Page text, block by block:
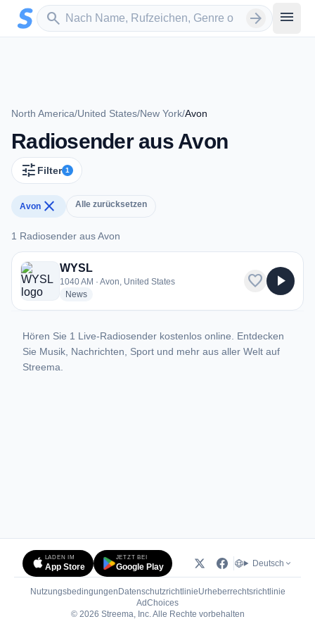
Zum Hauptinhalt springen
search
Sender suchen arrow_forward menu
North America/United States/New York/Avon
Radiosender aus Avon
tune Filter 1
Avon close Alle zurücksetzen
1 Radiosender aus Avon
1 Radiosender aus Avon
WYSL
1040 AM · Avon, United States
Newsradio stations
favorite play_arrow
Hören Sie 1 Live-Radiosender kostenlos online. Entdecken
Sie Musik, Nachrichten, Sport und mehr aus aller Welt auf
Streema.
LADEN IM
App Store
JETZT BEI
Google Play Deutsch
Nutzungsbedingungen DatenschutzrichtlinieUrheberrechtsrichtlinie
AdChoices(öffnet in neuem Tab)
© 2026 Streema, Inc. Alle Rechte vorbehalten